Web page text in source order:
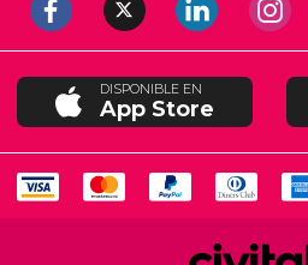
DISPONIBLE EN
App Store